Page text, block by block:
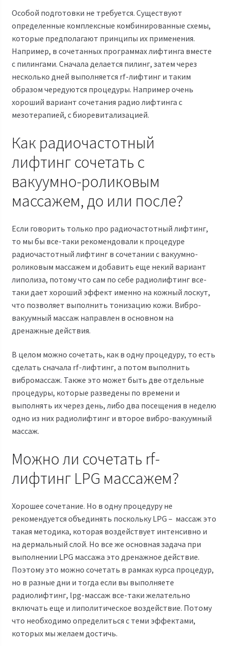
Особой подготовки не требуется. Существуют
определенные комплексные комбинированные схемы,
которые предполагают принципы их применения.
Например, в сочетанных программах лифтинга вместе
с пилингами. Сначала делается пилинг, затем через
несколько дней выполняется rf-лифтинг и таким
образом чередуются процедуры. Например очень
хороший вариант сочетания радио лифтинга с
мезотерапией, с биоревитализацией.
Как радиочастотный
лифтинг сочетать с
вакуумно-роликовым
массажем, до или после?
Если говорить только про радиочастотный лифтинг,
то мы бы все-таки рекомендовали к процедуре
радиочастотный лифтинг в сочетании с вакуумно-
роликовым массажем и добавить еще некий вариант
липолиза, потому что сам по себе радиолифтинг все-
таки дает хороший эффект именно на кожный лоскут,
что позволяет выполнить тонизацию кожи. Вибро-
вакуумный массаж направлен в основном на
дренажные действия.
В целом можно сочетать, как в одну процедуру, то есть
сделать сначала rf-лифтинг, а потом выполнить
вибромассаж. Также это может быть две отдельные
процедуры, которые разведены по времени и
выполнять их через день, либо два посещения в неделю
одно из них радиолифтинг и второе вибро-вакуумный
массаж.
Можно ли сочетать rf-
лифтинг LPG массажем?
Хорошее сочетание. Но в одну процедуру не
рекомендуется объединять поскольку LPG – массаж это
такая методика, которая воздействует интенсивно и
на дермальный слой. Но все же основная задача при
выполнении LPG массажа это дренажное действие.
Поэтому это можно сочетать в рамках курса процедур,
но в разные дни и тогда если вы выполняете
радиолифтинг, lpg-массаж все-таки желательно
включать еще и липолитическое воздействие. Потому
что необходимо определиться с теми эффектами,
которых мы желаем достичь.